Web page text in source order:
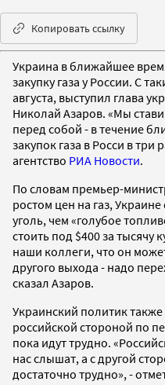
Копировать ссылку
Украина в ближайшее
закупку газа у России. С
августа, выступил глава
Николай Азаров. «Мы
перед собой - в течение
закупок газа в Росси в три
агентство РИА Новости.
По словам премьер-
ростом цен на газ,
уголь, чем «голубое
стоить под $400 за тысячу
наши коллеги, что он
другого выхода - надо
сказал Азаров.
Украинский политик
российской стороной по
пока идут трудно.
нас слышат, а с другой
достаточно трудно», -